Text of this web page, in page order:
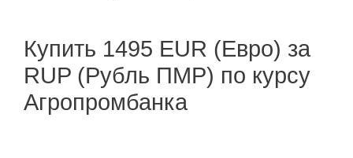
Купить 1495 EUR (Евро) за
RUP (Рубль ПМР) по курсу
Агропромбанка